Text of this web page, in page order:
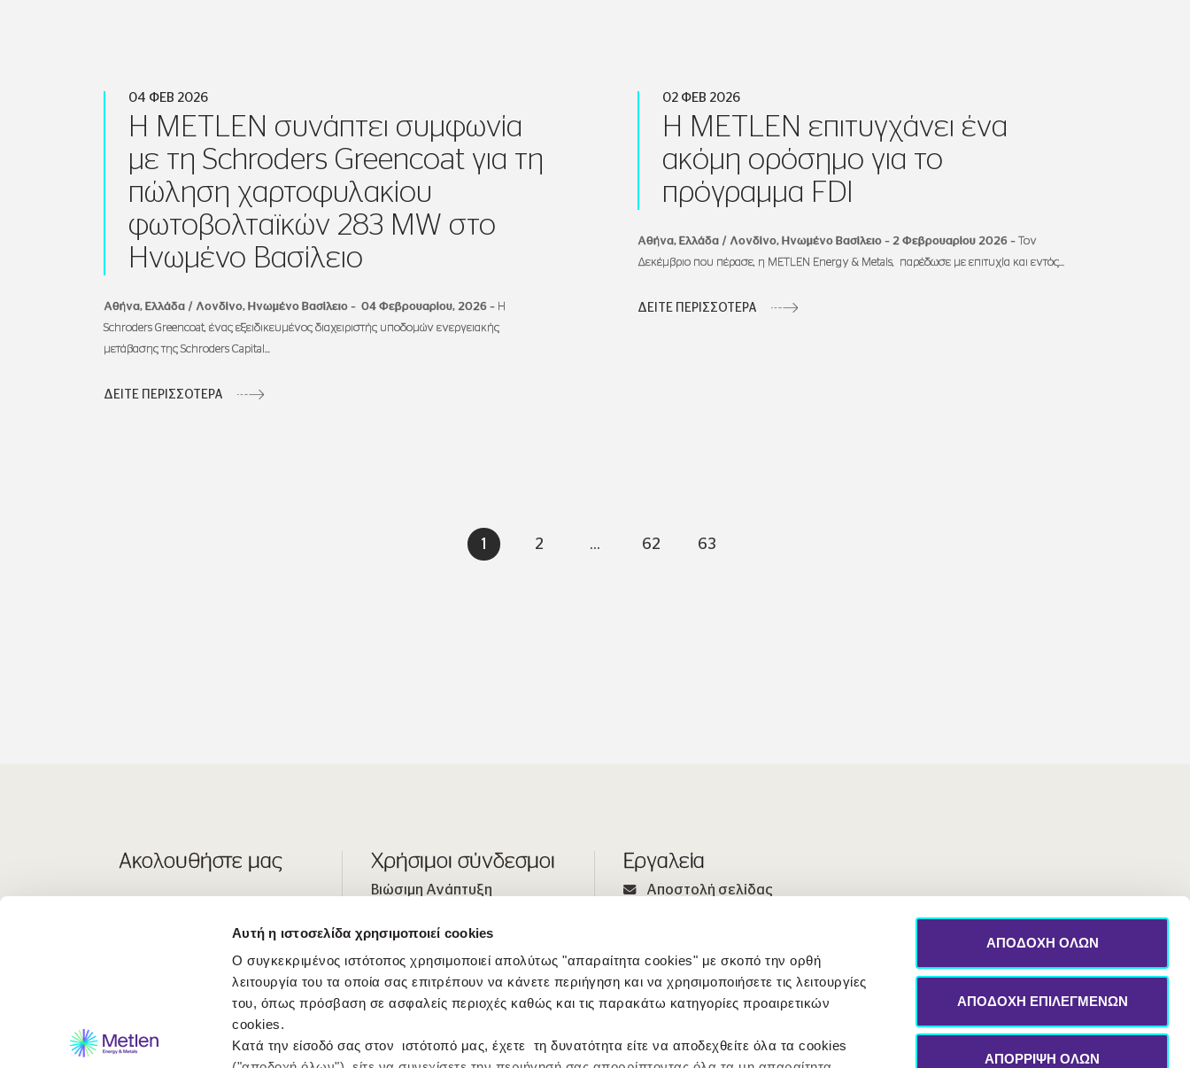
Αυτή η ιστοσελίδα χρησιμοποιεί cookies
Ο συγκεκριμένος ιστότοπος χρησιμοποιεί απολύτως "απαραίτητα cookies" με σκοπό την ορθή
λειτουργία του τα οποία σας επιτρέπουν να κάνετε περιήγηση και να χρησιμοποιήσετε τις λειτουργίες
του, όπως πρόσβαση σε ασφαλείς περιοχές καθώς και τις παρακάτω κατηγορίες προαιρετικών
cookies.
Κατά την είσοδό σας στον ιστότοπό μας, έχετε τη δυνατότητα είτε να αποδεχθείτε όλα τα cookies
ΑΠΟΔΟΧΗ ΟΛΩΝ
ΑΠΟΔΟΧΗ ΕΠΙΛΕΓΜΕΝΩΝ
ΑΠΟΡΡΙΨΗ ΟΛΩΝ
04 ΦΕΒ 2026
Η METLEN συνάπτει συμφωνία
με τη Schroders Greencoat για τη
πώληση χαρτοφυλακίου
φωτοβολταϊκών 283 MW στο
Ηνωμένο Βασίλειο
Αθήνα, Ελλάδα / Λονδίνο, Ηνωμένο Βασίλειο – 04 Φεβρουαρίου, 2026 – Η
Schroders Greencoat, ένας εξειδικευμένος διαχειριστής υποδομών ενεργειακής
μετάβασης της Schroders Capital...
ΔΕΙΤΕ ΠΕΡΙΣΣΟΤΕΡΑ
02 ΦΕΒ 2026
Η METLEN επιτυγχάνει ένα
ακόμη ορόσημο για το
πρόγραμμα FDI
Αθήνα, Ελλάδα / Λονδίνο, Ηνωμένο Βασίλειο – 2 Φεβρουαρίου 2026 –
Τον
Δεκέμβριο που πέρασε, η METLEN Energy & Metals, παρέδωσε με επιτυχία και εντός...
ΔΕΙΤΕ ΠΕΡΙΣΣΟΤΕΡΑ
1 2 ... 62 63
Ακολουθήστε μας Χρήσιμοι σύνδεσμοι
Βιώσιμη Ανάπτυξη
Επενδυτικές Σχέσεις
Κέντρο Τύπου
Εργαλεία
Αποστολή σελίδας